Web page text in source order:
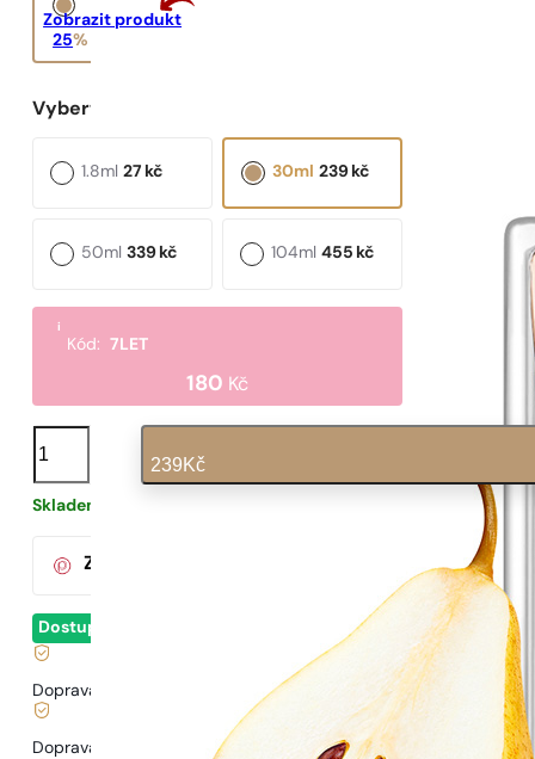
Zobrazit produkt
25%
Vyberte objem:
27 kč
1.8ml 239 kč
30ml
339 kč
50ml 455 kč
104ml
i
Kód:7LET
180 Kč
N°
652
množství
239Kč
Skladem
Za nákup tohoto produktu bodův
Dostupné
Doprava zdarma od
Doprava od